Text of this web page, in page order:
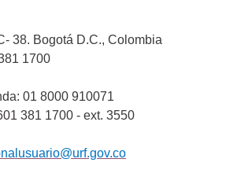
38. Bogotá D.C., Colombia
1700
01 8000 910071
381 1700 - ext. 3550